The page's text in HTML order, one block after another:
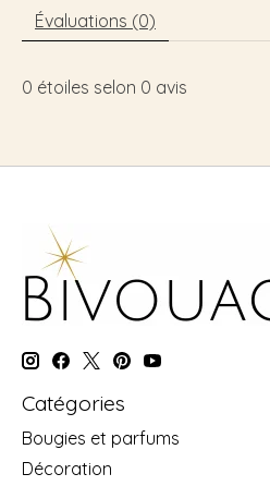
Évaluations (0)
0 étoiles selon 0 avis
Catégories
Bougies et parfums
Décoration